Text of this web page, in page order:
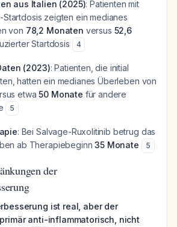
aus Italien (2025): Patienten mit
Startdosis zeigten ein medianes
von 78,2 Monaten versus 52,6
Startdosis 4
(2023): Patienten, die initial
hatten ein medianes Überleben von
etwa50 Monate für andere
5
: Bei Salvage-Ruxolitinib betrug das
ab Therapiebeginn35 Monate 5
der
ist real, aber der
anti-inflammatorisch, nicht